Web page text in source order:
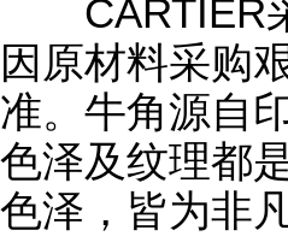
CARTIER采
因原材料采购
准。牛角源自
色泽及纹理都
色泽，皆为非